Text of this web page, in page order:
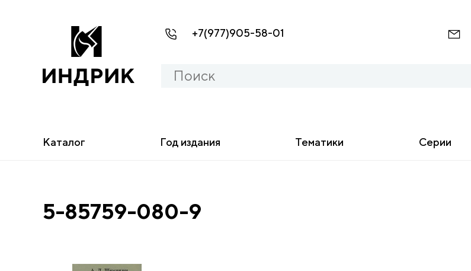
+7(977)905-58-01
Каталог Год издания Тематики Серии
5-85759-080-9